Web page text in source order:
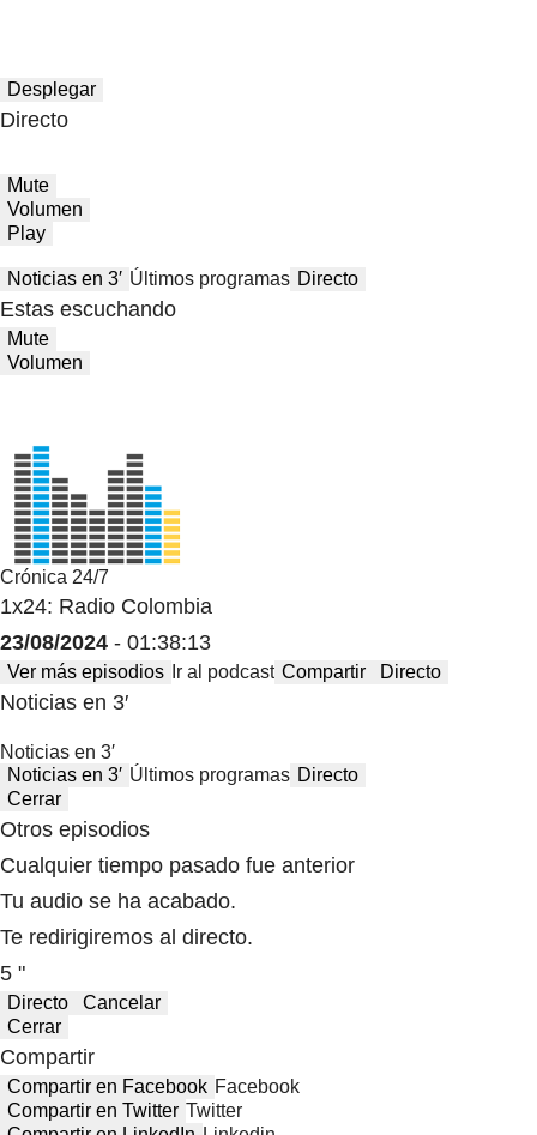
Desplegar
Directo
Mute
Volumen
Play
Noticias en 3′ Últimos programas Directo
Estas escuchando
Mute
Volumen
Crónica 24/7
1x24: Radio Colombia
23/08/2024 - 01:38:13
Ver más episodios Ir al podcast Compartir Directo
Noticias en 3′
Noticias en 3′
Noticias en 3′ Últimos programas Directo
Cerrar
Otros episodios
Cualquier tiempo pasado fue anterior
Tu audio se ha acabado.
Te redirigiremos al directo.
5 "
Directo
Cancelar
Cerrar
Compartir
Compartir en Facebook Facebook
Compartir en Twitter Twitter